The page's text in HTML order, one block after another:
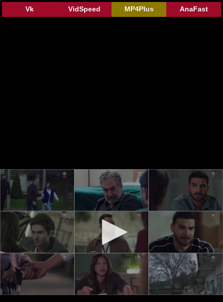
AnaFast
MP4Plus
VidSpeed
Vk